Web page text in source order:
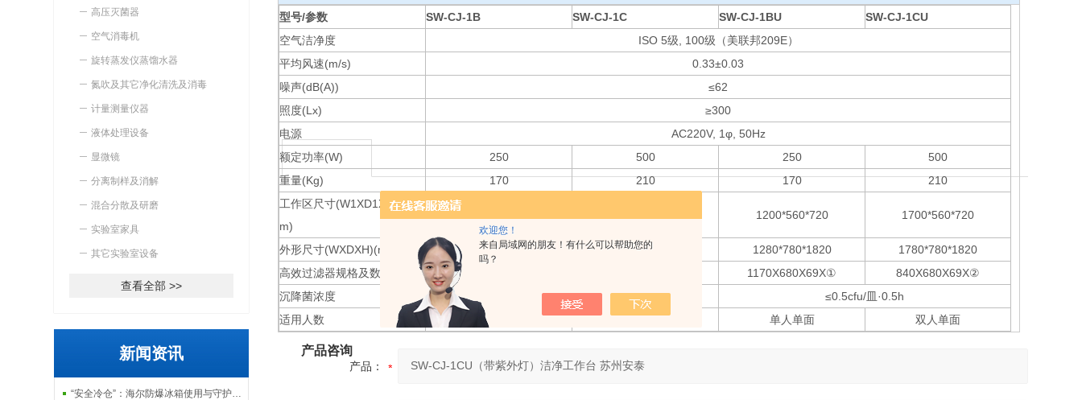
欢迎您！
来自局域网的朋友！有什么可以帮助您的
吗？
高压灭菌器
空气消毒机
旋转蒸发仪蒸馏水器
氮吹及其它净化清洗及消毒
计量测量仪器
液体处理设备
显微镜
分离制样及消解
混合分散及研磨
实验室家具
其它实验室设备
查看全部 >>
新闻资讯
“安全冷仓”：海尔防爆冰箱使用与守护指南
型号/参数 SW-CJ-1B SW-CJ-1C SW-CJ-1BU
SW-CJ-1CU
空气洁净度
ISO 5级, 100级（美联邦209E）
平均风速(m/s)
0.33±0.03
噪声(dB(A))
≤62
照度(Lx)
≥300
电源
AC220V, 1φ, 50Hz
额定功率(W)
250 500 250
500
重量(Kg)
170 210 170
210
工作区尺寸(W1XD1XH1)(m
m)
1200*560*720 1700*560*720
外形尺寸(WXDXH)(mm) 1280*780*1820 1780*780*1820 1280*780*1820
1780*780*1820
高效过滤器规格及数量
1170X680X69X① 1170X680X69X①
840X680X69X②
沉降菌浓度
-
≤0.5cfu/皿·0.5h
适用人数
单人单面 双人单面 单人单面 双人单面
产品咨询
产品：